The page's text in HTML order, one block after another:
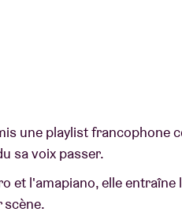
une playlist francophone
sa voix passer.
et l'amapiano, elle entraîne
scène.